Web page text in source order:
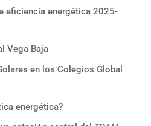
eficiencia energética 2025-
Vega Baja
en los Colegios Global
energética?